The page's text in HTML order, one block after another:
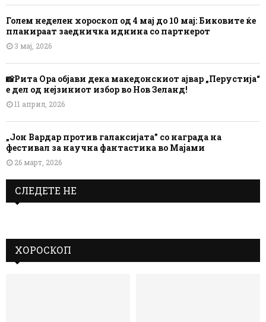
Голем неделен хороскоп од 4 мај до 10 мај: Биковите ќе
планираат заедничка иднина со партнерот
3 мај, 2026
📸Рита Ора објави дека македонскиот ајвар „Перустија“
е дел од нејзиниот избор во Нов Зеланд!
11 април, 2026
„Јон Вардар против галаксијата” со награда на
фестивал за научна фантастика во Мајами
26 март, 2026
СЛЕДЕТЕ НЕ
ХОРОСКОП